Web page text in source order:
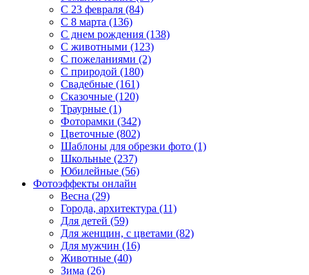
С 23 февраля (84)
С 8 марта (136)
С днем рождения (138)
С животными (123)
С пожеланиями (2)
С природой (180)
Свадебные (161)
Сказочные (120)
Траурные (1)
Фоторамки (342)
Цветочные (802)
Шаблоны для обрезки фото (1)
Школьные (237)
Юбилейные (56)
Фотоэффекты онлайн
Весна (29)
Города, архитектура (11)
Для детей (59)
Для женщин, с цветами (82)
Для мужчин (16)
Животные (40)
Зима (26)